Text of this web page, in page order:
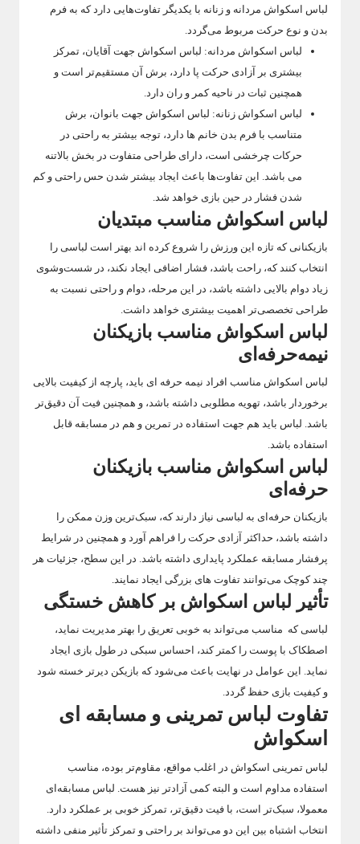
لباس اسکواش مردانه و زنانه با یکدیگر تفاوت‌هایی دارد که به فرم
بدن و نوع حرکت مربوط می‌گردد.
لباس اسکواش مردانه: لباس اسکواش جهت آقایان، تمرکز
بیشتری بر آزادی حرکت پا دارد، برش آن مستقیم‌تر است و
همچنین ثبات در ناحیه کمر و ران دارد.
لباس اسکواش زنانه: لباس اسکواش جهت بانوان، برش
متناسب با فرم بدن خانم ها دارد، توجه بیشتر به راحتی در
حرکات چرخشی است، دارای طراحی متفاوت در بخش بالاتنه
می باشد. این تفاوت‌ها باعث ایجاد بیشتر شدن حس راحتی و کم
شدن فشار در حین بازی خواهد شد.
لباس اسکواش مناسب مبتدیان
بازیکنانی که تازه این ورزش را شروع کرده اند بهتر است لباسی را
انتخاب کنند که، راحت باشد، فشار اضافی ایجاد نکند، در شست‌وشوی
زیاد دوام بالایی داشته باشد، در این مرحله، دوام و راحتی نسبت به
طراحی تخصصی‌تر اهمیت بیشتری خواهد داشت.
لباس اسکواش مناسب بازیکنان
نیمه‌حرفه‌ای
لباس اسکواش مناسب افراد نیمه حرفه ای باید، پارچه از کیفیت بالایی
برخوردار باشد، تهویه مطلوبی داشته باشد، و همچنین فیت آن دقیق‌تر
باشد. لباس باید هم جهت استفاده در تمرین و هم در مسابقه قابل
استفاده باشد.
لباس اسکواش مناسب بازیکنان
حرفه‌ای
بازیکنان حرفه‌ای به لباسی نیاز دارند که، سبک‌ترین وزن ممکن را
داشته باشد، حداکثر آزادی حرکت را فراهم آورد و همچنین در شرایط
پرفشار مسابقه عملکرد پایداری داشته باشد. در این سطح، جزئیات هر
چند کوچک می‌توانند تفاوت های بزرگی ایجاد نمایند.
تأثیر لباس اسکواش بر کاهش خستگی
لباسی که مناسب می‌تواند به خوبی تعریق را بهتر مدیریت نماید،
اصطکاک با پوست را کمتر کند، احساس سبکی در طول بازی ایجاد
نماید. این عوامل در نهایت باعث می‌شود که بازیکن دیرتر خسته شود
و کیفیت بازی حفظ گردد.
تفاوت لباس تمرینی و مسابقه ای
اسکواش
لباس تمرینی اسکواش در اغلب مواقع، مقاوم‌تر بوده، مناسب
استفاده مداوم است و البته کمی آزادتر نیز هست. لباس مسابقه‌ای
معمولا، سبک‌تر است، با فیت دقیق‌تر، تمرکز خوبی بر عملکرد دارد.
انتخاب اشتباه بین این دو می‌تواند بر راحتی و تمرکز تأثیر منفی داشته